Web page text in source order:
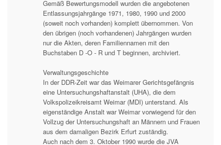
Gemäß Bewertungsmodell wurden die angebotenen
Entlassungsjahrgänge 1971, 1980, 1990 und 2000
(soweit noch vorhanden) komplett übernommen. Von
den übrigen (noch vorhandenen) Jahrgängen wurden
nur die Akten, deren Familiennamen mit den
Buchstaben D -O - R und T beginnen, archiviert.
Verwaltungsgeschichte
In der DDR-Zeit war das Weimarer Gerichtsgefängnis
eine Untersuchungshaftanstalt (UHA), die dem
Volkspolizeikreisamt Weimar (MDI) unterstand. Als
eigenständige Anstalt war Weimar vorwiegend für den
Vollzug der Untersuchungshaft an Männern und Frauen
aus dem damaligen Bezirk Erfurt zuständig.
Auch nach dem 3. Oktober 1990 wurde die JVA